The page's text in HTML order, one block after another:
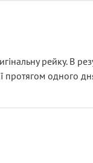
рейку. В
протягом одного